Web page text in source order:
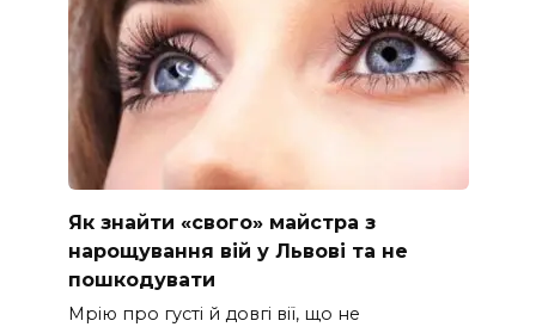
Як знайти «свого» майстра з
нарощування вій у Львові та не
пошкодувати
Мрію про густі й довгі вії, що не